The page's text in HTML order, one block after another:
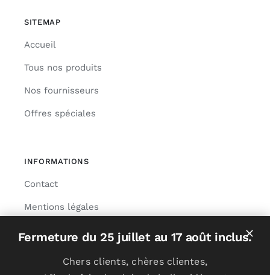
SITEMAP
Accueil
Tous nos produits
Nos fournisseurs
Offres spéciales
INFORMATIONS
Contact
Mentions légales
Fermeture du 25 juillet au 17 août inclus.
Chers clients, chères clientes,